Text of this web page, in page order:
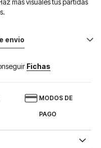
más visuales tus partidas
envio
Fichas
MODOS DE
PAGO